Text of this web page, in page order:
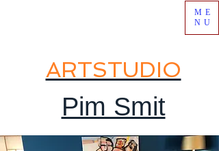
ARTSTUDIO
Pim Smit
ME
NU